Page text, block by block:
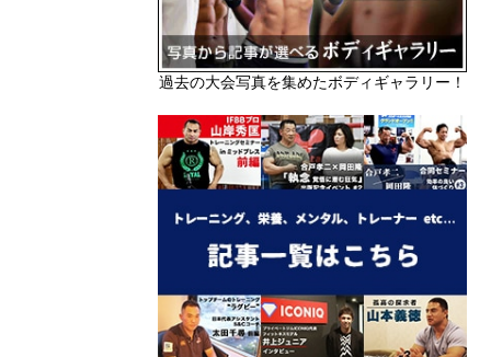
過去の大会写真を集めたボディギャラリー！